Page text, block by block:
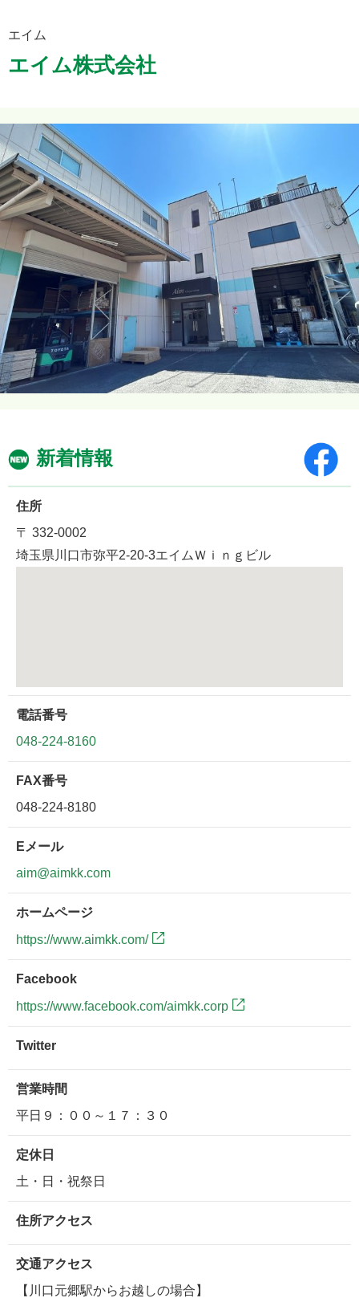
エイム
エイム株式会社
新着情報
住所
〒 332-0002
埼玉県川口市弥平2-20-3エイムＷｉｎｇビル
電話番号
048-224-8160
FAX番号
048-224-8180
Eメール
aim@aimkk.com
ホームページ
https://www.aimkk.com/
Facebook
https://www.facebook.com/aimkk.corp
Twitter
営業時間
平日９：００～１７：３０
定休日
土・日・祝祭日
住所アクセス
交通アクセス
【川口元郷駅からお越しの場合】